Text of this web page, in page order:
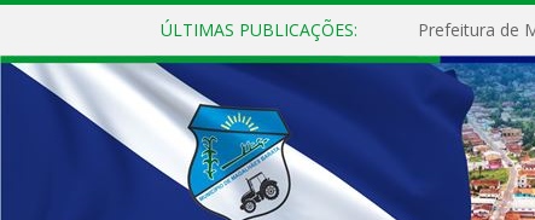
ÚLTIMAS PUBLICAÇÕES: